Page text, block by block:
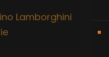
Lamborghini